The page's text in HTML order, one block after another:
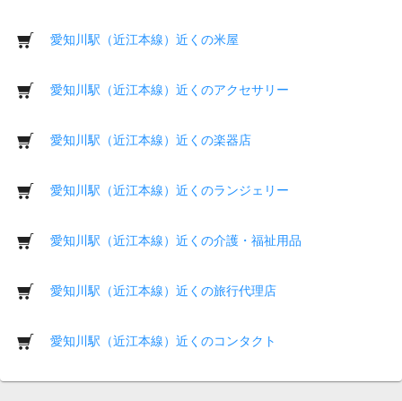
愛知川駅（近江本線）近くの米屋
愛知川駅（近江本線）近くのアクセサリー
愛知川駅（近江本線）近くの楽器店
愛知川駅（近江本線）近くのランジェリー
愛知川駅（近江本線）近くの介護・福祉用品
愛知川駅（近江本線）近くの旅行代理店
愛知川駅（近江本線）近くのコンタクト